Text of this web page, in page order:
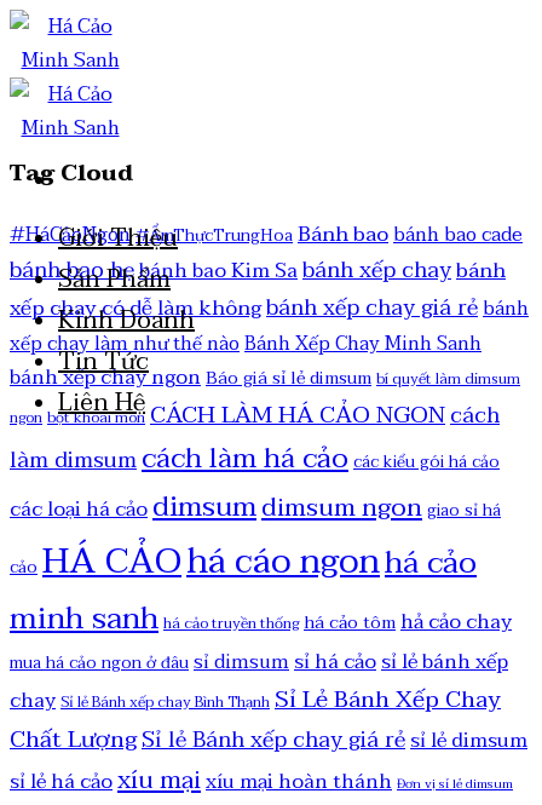
Giới Thiệu
Sản Phẩm
Kinh Doanh
Tin Tức
Liên Hệ
Tag Cloud
#HáCảoNgon#ẨmThựcTrungHoaBánh baobánh bao cade
bánh bao hẹbánh bao Kim Sabánh xếp chaybánh
xếp chay có dễ làm khôngbánh xếp chay giá rẻbánh
xếp chay làm như thế nàoBánh Xếp Chay Minh Sanh
bánh xếp chay ngonBáo giá sỉ lẻ dimsumbí quyết làm dimsum
ngonbột khoai mônCÁCH LÀM HÁ CẢO NGONcách
làm dimsumcách làm há cảocác kiểu gói há cảo
các loại há cảodimsumdimsum ngongiao sỉ há
cảoHÁ CẢOhá cáo ngonhá cảo
minh sanhhá cảo truyền thốnghá cảo tômhả cảo chay
mua há cảo ngon ở đâusỉ dimsumsỉ há cảosỉ lẻ bánh xếp
chaySỉ lẻ Bánh xếp chay Bình ThạnhSỉ Lẻ Bánh Xếp Chay
Chất LượngSỉ lẻ Bánh xếp chay giá rẻsỉ lẻ dimsum
sỉ lẻ há cảoxíu mạixíu mại hoàn thánh Đơn vị sỉ lẻ dimsum